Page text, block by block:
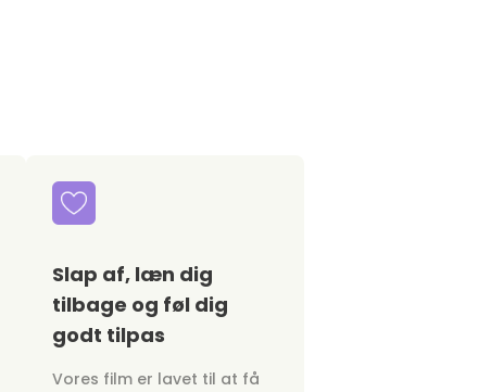
Slap af, læn dig
tilbage og føl dig
godt tilpas
Vores film er lavet til at få